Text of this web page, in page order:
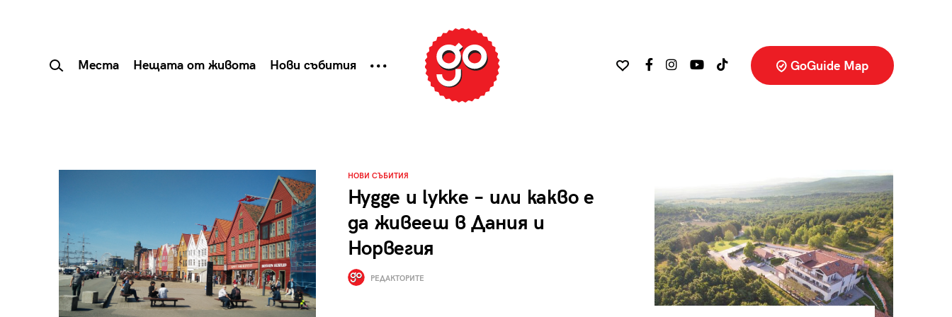
Места Нещата от живота Нови събития GoGuide Map
НОВИ СЪБИТИЯ
Hygge и lykke – или какво е
да живееш в Дания и
Норвегия
РЕДАКТОРИТЕ